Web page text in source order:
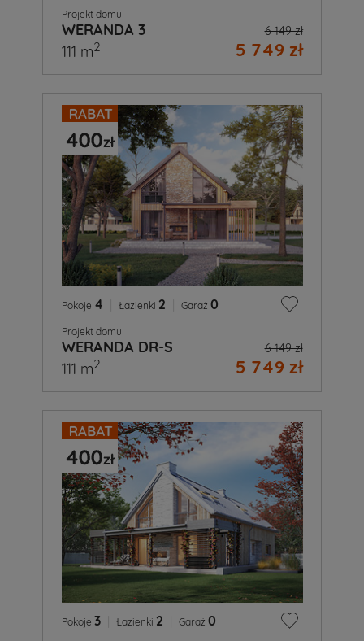
Projekt domu
WERANDA 3 6 149 zł
5 749 zł
111 m2
Pokoje 4 Łazienki 2 Garaż 0
Projekt domu
WERANDA DR-S 6 149 zł
5 749 zł
111 m2
Pokoje 3 Łazienki 2 Garaż 0